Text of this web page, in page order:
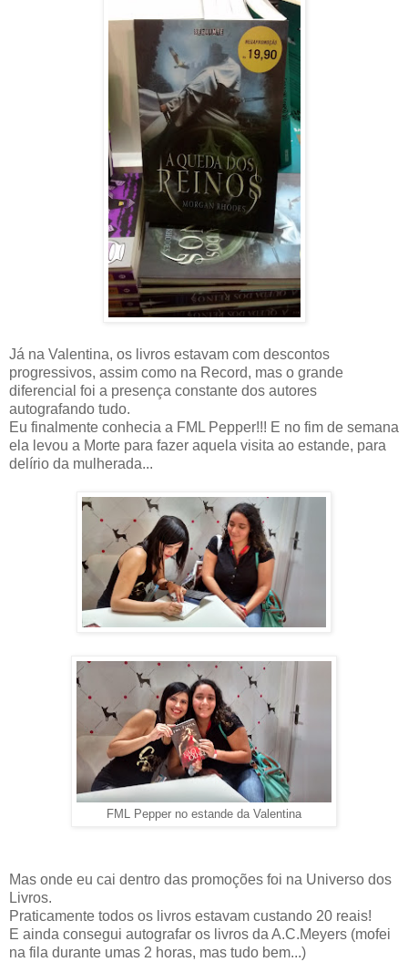
Já na Valentina, os livros estavam com descontos
progressivos, assim como na Record, mas o grande
diferencial foi a presença constante dos autores
autografando tudo.
Eu finalmente conhecia a FML Pepper!!! E no fim de semana
ela levou a Morte para fazer aquela visita ao estande, para
delírio da mulherada...
FML Pepper no estande da Valentina
Mas onde eu cai dentro das promoções foi na Universo dos
Livros.
Praticamente todos os livros estavam custando 20 reais!
E ainda consegui autografar os livros da A.C.Meyers (mofei
na fila durante umas 2 horas, mas tudo bem...)